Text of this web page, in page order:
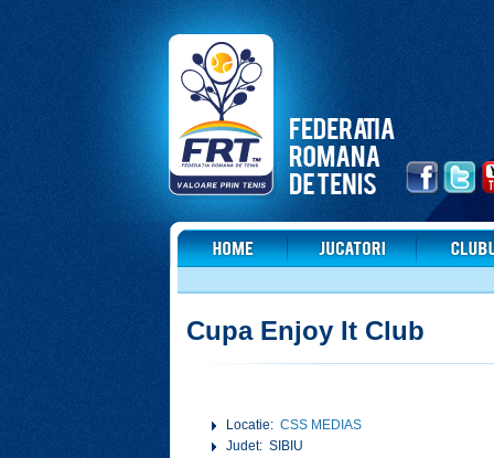
Cupa Enjoy It Club
Locatie:CSS MEDIAS
Judet: SIBIU